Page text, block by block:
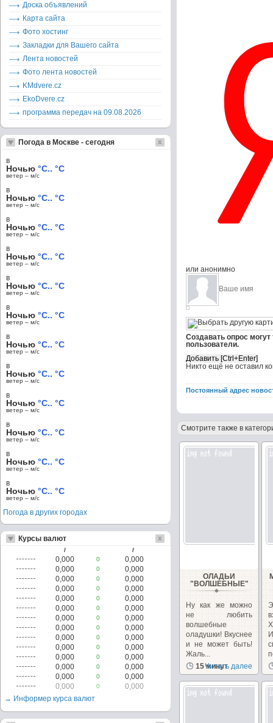
или анонимно
Создавать опрос
пользователи.
Никто ещё не оставил
Постоянный адрес
Смотрите также в
ОЛАДЬИ
"ВОЛШЕБНЫЕ"
Ну как же можно
не любить
волшебные
оладушки! Вкуснее
и не может быть!
Жаль...
15 минут
Читать далее
Доска объявлений
Карта сайта
Фото хостинг
Закладки для Вашего сайта
Лента новостей
Фото лента новостей
KMdvere.cz
EkoDvere.cz
программа передач на 09.08.2026
Погода в Москве - сегодня
в
Ночью °C.. °C
ветер – м/c
в
Ночью °C.. °C
ветер – м/c
в
Ночью °C.. °C
ветер – м/c
в
Ночью °C.. °C
ветер – м/c
в
Ночью °C.. °C
ветер – м/c
в
Ночью °C.. °C
ветер – м/c
в
Ночью °C.. °C
ветер – м/c
в
Ночью °C.. °C
ветер – м/c
в
Ночью °C.. °C
ветер – м/c
в
Ночью °C.. °C
ветер – м/c
в
Ночью °C.. °C
ветер – м/c
в
Ночью °C.. °C
ветер – м/c
Погода в других городах
Курсы валют
/ /
0,000 0
0,000
0,000
0
0,000
0,000
0
0,000
0,000
0
0,000
0,000
0
0,000
0,000
0
0,000
0,000
0
0,000
0,000
0
0,000
0,000
0
0,000
0,000
0
0,000
0,000
0
0,000
0,000
0
0,000
0,000
0
0,000
0,000
0
0,000
→ Информер курса валют